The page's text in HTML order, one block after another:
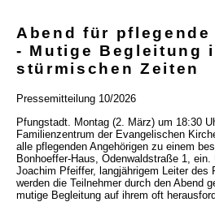
Abend für pflegende
- Mutige Begleitung
stürmischen Zeiten
Pressemitteilung 10/2026
Pfungstadt. Montag (2. März) um 18:30
Familienzentrum der Evangelischen
alle pflegenden Angehörigen zu einem
Bonhoeffer-Haus, Odenwaldstraße 1,
Joachim Pfeiffer, langjährigem Leiter des
werden die Teilnehmer durch den Abend
mutige Begleitung auf ihrem oft